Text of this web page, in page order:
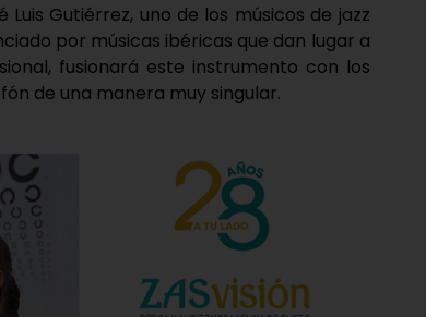
Gutiérrez, uno de los músicos de jazz
por músicas ibéricas que dan lugar a
fusionará este instrumento con los
de una manera muy singular.